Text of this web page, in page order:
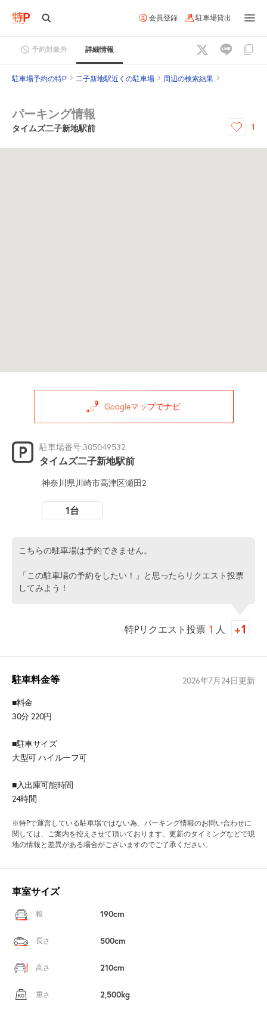
会員登録 駐車場貸出
予約対象外 詳細情報
駐車場予約の特P 二子新地駅近くの駐車場 周辺の検索結果
パーキング情報
タイムズ二子新地駅前 1
Googleマップでナビ
駐車場番号:305049532
タイムズ二子新地駅前
神奈川県川崎市高津区瀬田2
1台
こちらの駐車場は予約できません。
「この駐車場の予約をしたい！」と思ったらリクエスト投票
してみよう！
特Pリクエスト投票 1 人
駐車料金等 2026年7月24日更新
■料金
30分 220円
■駐車サイズ
大型可 ハイルーフ可
■入出庫可能時間
24時間
※特Pで運営している駐車場ではない為、パーキング情報のお問い合わせに
関しては、ご案内を控えさせて頂いております。更新のタイミングなどで現
地の情報と差異がある場合がございますのでご了承ください。
車室サイズ
幅 190cm
長さ 500cm
高さ 210cm
重さ 2,500kg